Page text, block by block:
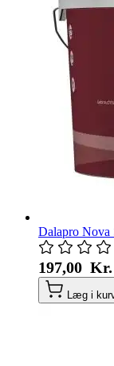
Dalapro Nova
197,00 Kr.
Læg i